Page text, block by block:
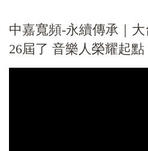
中嘉寬頻-永續傳承｜
26屆了 音樂人榮耀起點